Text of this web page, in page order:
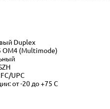
Duplex
OM4 (Multimode)
UPC
от -20 до +75 C